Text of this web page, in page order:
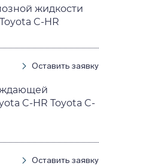
жидкости
C-HR
Оставить заявку
C-HR Toyota C-
Оставить заявку